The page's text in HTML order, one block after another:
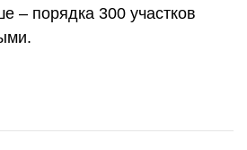
– порядка 300 участков